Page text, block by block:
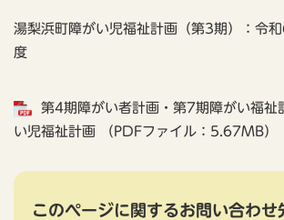
湯梨浜町障がい児福祉計画（第3期）：令
度
第4期障がい者計画・第7期障がい福祉
い児福祉計画 （PDFファイル：5.67MB）
このページに関するお問い合わせ